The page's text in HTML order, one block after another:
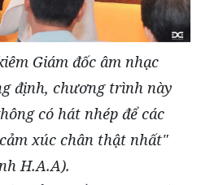
Giám đốc âm nhạc
định, chương trình này
có hát nhép để các